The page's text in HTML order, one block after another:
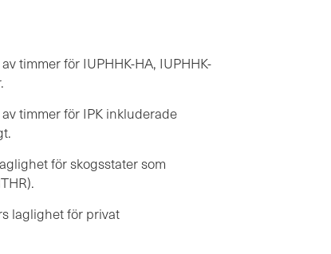
timmer för IUPHHK-HA, IUPHHK-
timmer för IPK inkluderade
för skogsstater som
laglighet för privat